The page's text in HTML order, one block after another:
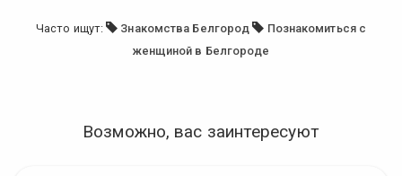
Часто ищут: Знакомства Белгород
Познакомиться с
женщиной в Белгороде
Возможно, вас заинтересуют